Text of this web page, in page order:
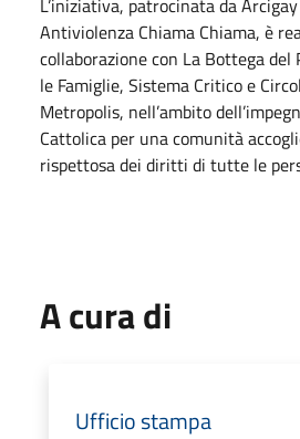
Antiviolenza Chiama Chiama, è
collaborazione con La Bottega del
le Famiglie, Sistema Critico e
Metropolis, nell’ambito
Cattolica per una comunità
rispettosa dei diritti di tutte le
A cura di
Ufficio stampa